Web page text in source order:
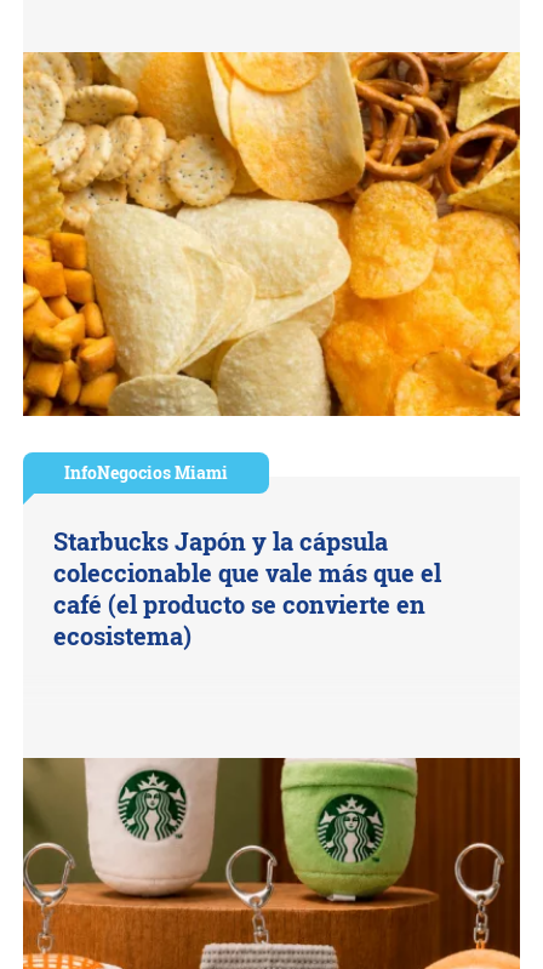
InfoNegocios Miami
Starbucks Japón y la cápsula
coleccionable que vale más que el
café (el producto se convierte en
ecosistema)